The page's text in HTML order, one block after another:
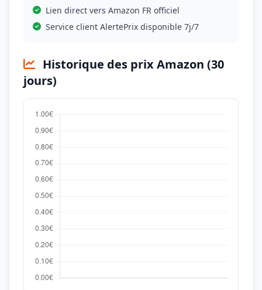
Lien direct vers Amazon FR officiel
Service client AlertePrix disponible 7j/7
Historique des prix Amazon (30
jours)